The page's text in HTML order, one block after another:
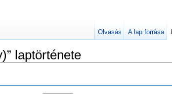
laptörténete
Olvasás A lap forrása